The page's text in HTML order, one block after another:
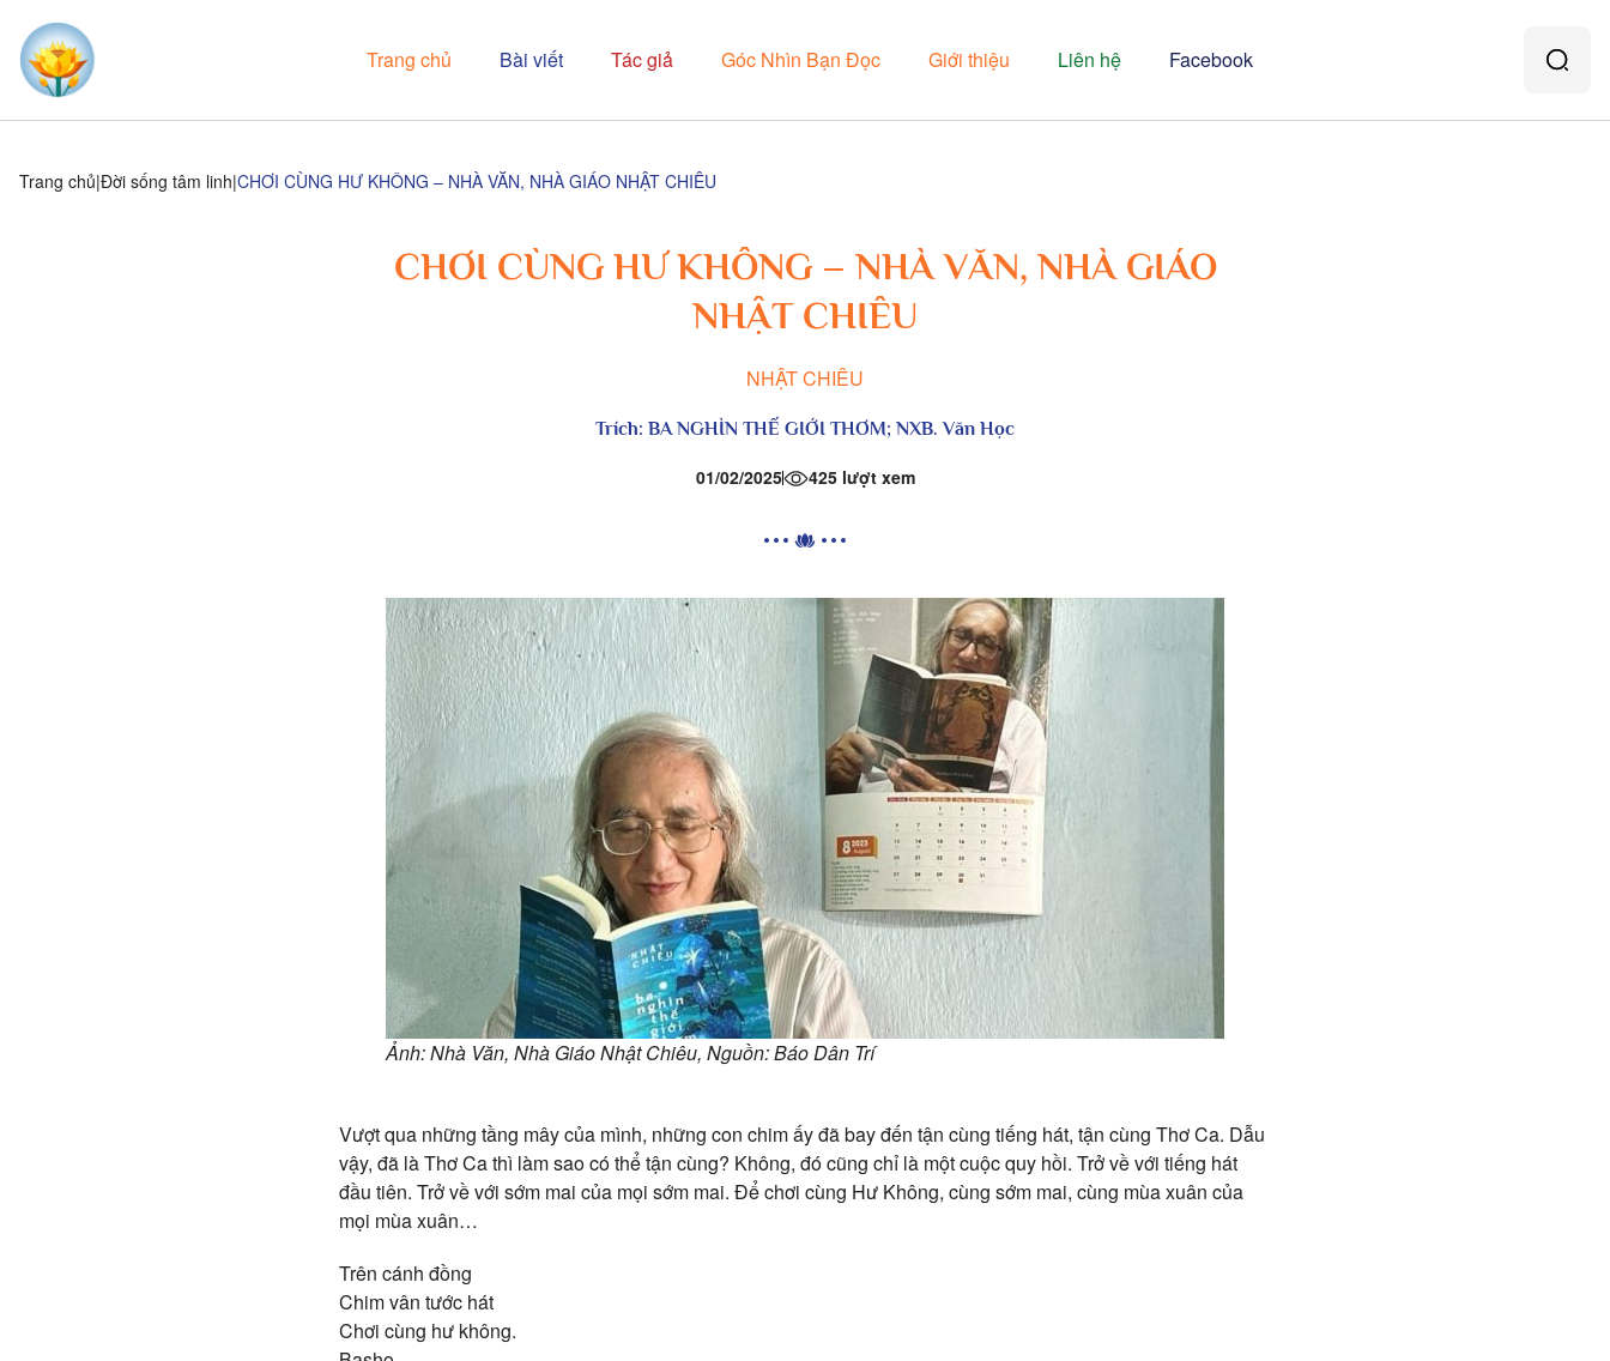
Trang chủ Bài viết Tác giả Góc Nhìn Bạn Đọc Giới thiệu Liên hệ Facebook
Trang chủ Đời sống tâm linh CHƠI CÙNG HƯ KHÔNG – NHÀ VĂN, NHÀ GIÁO NHẬT CHIÊU
CHƠI CÙNG HƯ KHÔNG – NHÀ VĂN, NHÀ GIÁO
NHẬT CHIÊU
NHẬT CHIÊU
Trích: BA NGHÌN THẾ GIỚI THƠM; NXB. Văn Học
01/02/2025 425 lượt xem
Ảnh: Nhà Văn, Nhà Giáo Nhật Chiêu, Nguồn: Báo Dân Trí
Vượt qua những tầng mây của mình, những con chim ấy đã bay đến tận cùng tiếng hát, tận cùng Thơ Ca. Dẫu
vậy, đã là Thơ Ca thì làm sao có thể tận cùng? Không, đó cũng chỉ là một cuộc quy hồi. Trở về với tiếng hát
đầu tiên. Trở về với sớm mai của mọi sớm mai. Để chơi cùng Hư Không, cùng sớm mai, cùng mùa xuân của
mọi mùa xuân…
Trên cánh đồng
Chim vân tước hát
Chơi cùng hư không.